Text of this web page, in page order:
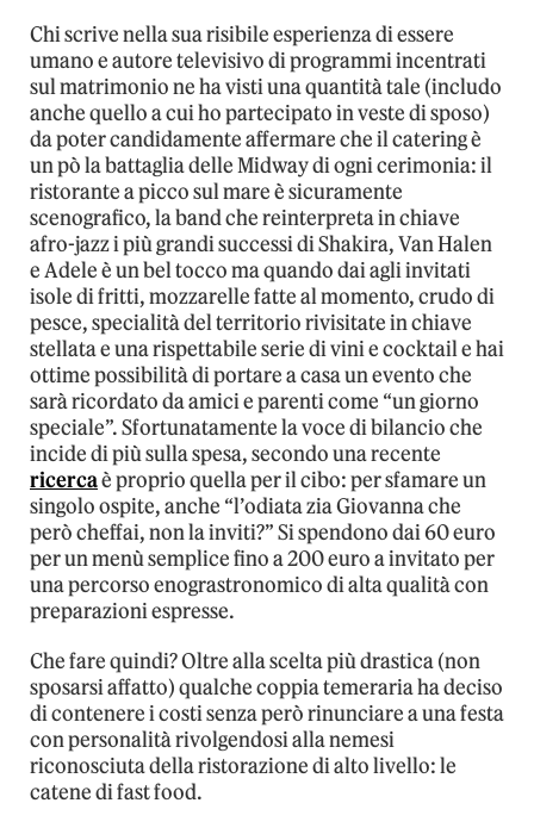
Chi scrive nella sua risibile esperienza di essere
umano e autore televisivo di programmi incentrati
sul matrimonio ne ha visti una quantità tale (includo
anche quello a cui ho partecipato in veste di sposo)
da poter candidamente affermare che il catering è
un pò la battaglia delle Midway di ogni cerimonia: il
ristorante a picco sul mare è sicuramente
scenografico, la band che reinterpreta in chiave
afro-jazz i più grandi successi di Shakira, Van Halen
e Adele è un bel tocco ma quando dai agli invitati
isole di fritti, mozzarelle fatte al momento, crudo di
pesce, specialità del territorio rivisitate in chiave
stellata e una rispettabile serie di vini e cocktail e hai
ottime possibilità di portare a casa un evento che
sarà ricordato da amici e parenti come “un giorno
speciale”. Sfortunatamente la voce di bilancio che
incide di più sulla spesa, secondo una recente
ricercaè proprio quella per il cibo: per sfamare un
singolo ospite, anche “l’odiata zia Giovanna che
però cheffai, non la inviti?” Si spendono dai 60 euro
per un menù semplice fino a 200 euro a invitato per
una percorso enograstronomico di alta qualità con
preparazioni espresse.
Che fare quindi? Oltre alla scelta più drastica (non
sposarsi affatto) qualche coppia temeraria ha deciso
di contenere i costi senza però rinunciare a una festa
con personalità rivolgendosi alla nemesi
riconosciuta della ristorazione di alto livello: le
catene di fast food.